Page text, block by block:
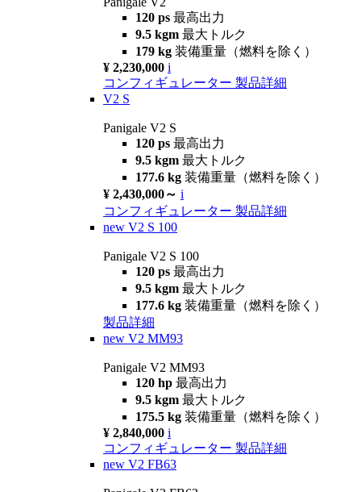
120 ps 最高出力
9.5 kgm 最大トルク
179 kg 装備重量（燃料を除く）
¥ 2,230,000 i
コンフィギュレーター 製品詳細
V2 S
Panigale V2 S
120 ps 最高出力
9.5 kgm 最大トルク
177.6 kg 装備重量（燃料を除く）
¥ 2,430,000～ i
コンフィギュレーター 製品詳細
new V2 S 100
Panigale V2 S 100
120 ps 最高出力
9.5 kgm 最大トルク
177.6 kg 装備重量（燃料を除く）
製品詳細
new V2 MM93
Panigale V2 MM93
120 hp 最高出力
9.5 kgm 最大トルク
175.5 kg 装備重量（燃料を除く）
¥ 2,840,000 i
コンフィギュレーター 製品詳細
new V2 FB63